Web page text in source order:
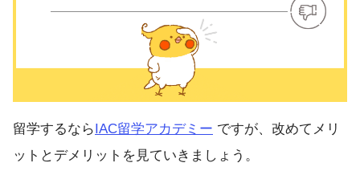
留学するなら IAC留学アカデミー ですが、改めてメリ
ットとデメリットを見ていきましょう。